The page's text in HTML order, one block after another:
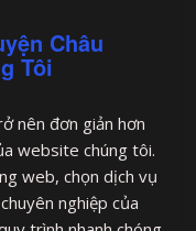
Châu
Tôi
nên đơn giản hơn
website chúng tôi.
web, chọn dịch vụ
nghiệp của